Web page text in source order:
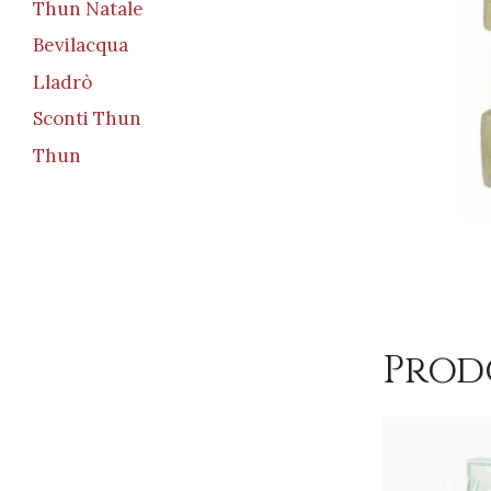
Thun Natale
Bevilacqua
Lladrò
Sconti Thun
Thun